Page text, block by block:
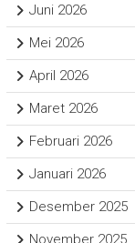
Juni 2026
Mei 2026
April 2026
Maret 2026
Februari 2026
Januari 2026
Desember 2025
November 2025